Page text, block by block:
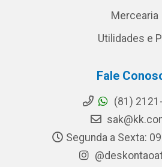
Mercearia
Utilidades e
Fale
(81)
Segunda a Sexta: